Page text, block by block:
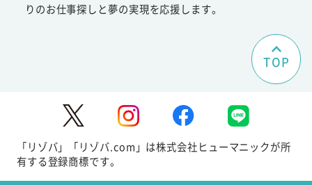
りのお仕事探しと夢の実現を応援します。
TOP
「リゾバ」「リゾバ.com」は株式会社ヒューマニックが所
有する登録商標です。